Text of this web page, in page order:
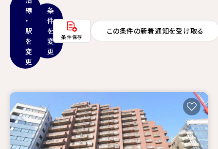
線
・
駅
を
変
更
条
件
を
変
更
条件保存
この条件の新着通知を受け取る